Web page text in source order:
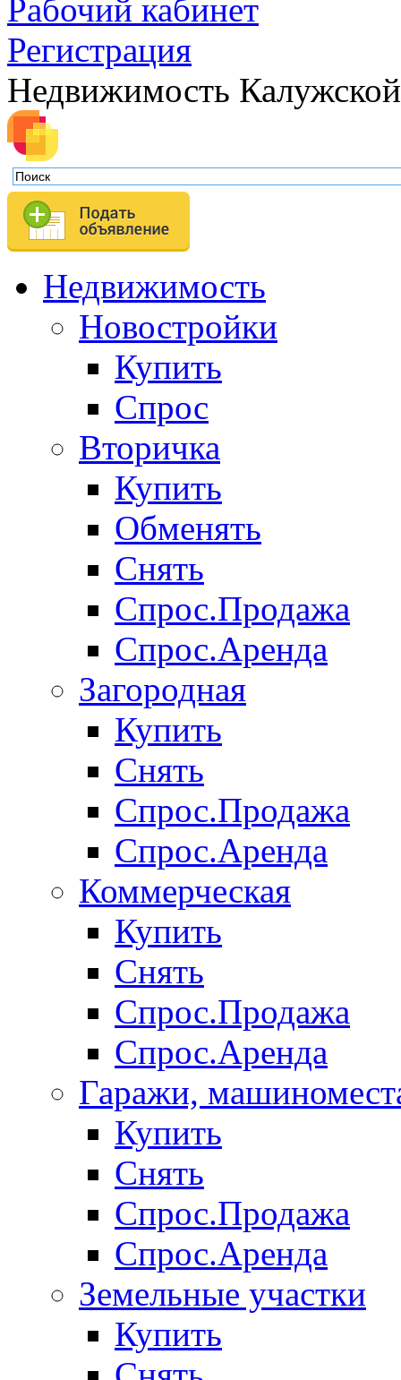
Рабочий кабинет
Регистрация
Недвижимость
Недвижимость
Новостройки
Купить
Спрос
Вторичка
Купить
Обменять
Снять
Спрос.Продажа
Спрос.Аренда
Загородная
Купить
Снять
Спрос.Продажа
Спрос.Аренда
Коммерческая
Купить
Снять
Спрос.Продажа
Спрос.Аренда
Гаражи,
Купить
Снять
Спрос.Продажа
Спрос.Аренда
Земельные участки
Купить